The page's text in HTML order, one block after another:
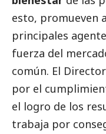
esto, promueven
principales
fuerza del
común. El
por el
el logro de los
trabaja por